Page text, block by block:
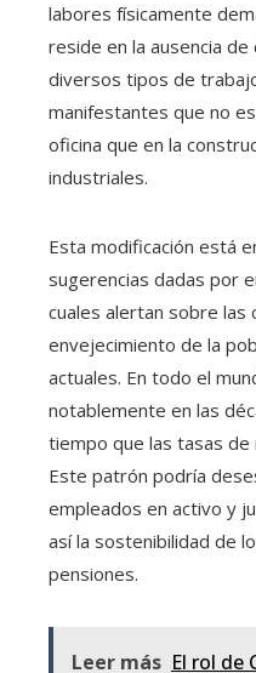
labores físicamente
reside en la ausencia
diversos tipos de
manifestantes que no
oficina que en la
industriales.
Esta modificación está
sugerencias dadas por
cuales alertan sobre las
envejecimiento de la
actuales. En todo el
notablemente en las
tiempo que las tasas de
Este patrón podría
empleados en activo y
así la sostenibilidad de
pensiones.
Leer más El rol de